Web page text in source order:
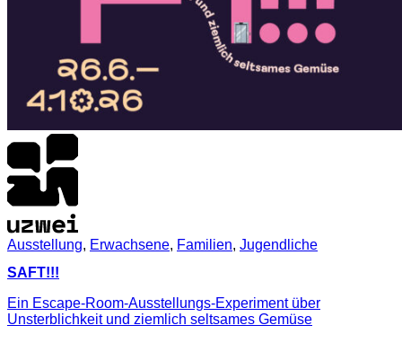
Ausstellung, Erwachsene, Familien, Jugendliche
SAFT!!!
Ein Escape-Room-Ausstellungs-Experiment über
Unsterblichkeit und ziemlich seltsames Gemüse